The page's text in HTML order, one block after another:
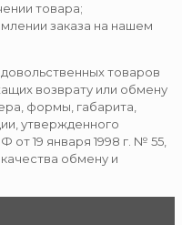
товара;
заказа на нашем
товаров
возврату или обмену
формы, габарита,
утвержденного
19 января 1998 г. № 55,
обмену и